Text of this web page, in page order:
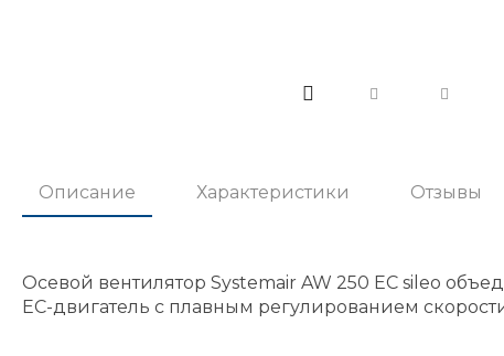
Описание Характеристики Отзывы
Осевой вентилятор Systemair AW 250 EC sileo
EC-двигатель с плавным регулированием